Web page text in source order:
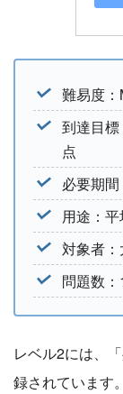
難易度
到達目
点
必要期
用途：
対象者
問題数
レベル2には、
録されています。